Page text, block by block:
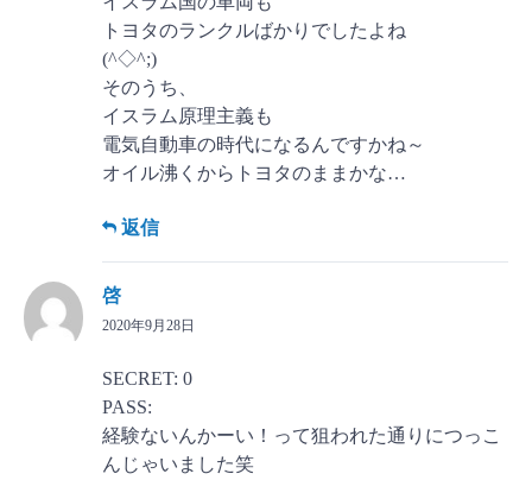
トヨタのランクルばかりでしたよね
(^◇^;)
そのうち、
イスラム原理主義も
電気自動車の時代になるんですかね～
オイル沸くからトヨタのままかな…
返信
啓
2020年9月28日
SECRET: 0
PASS:
経験ないんかーい！って狙われた通りにつっこ
んじゃいました笑